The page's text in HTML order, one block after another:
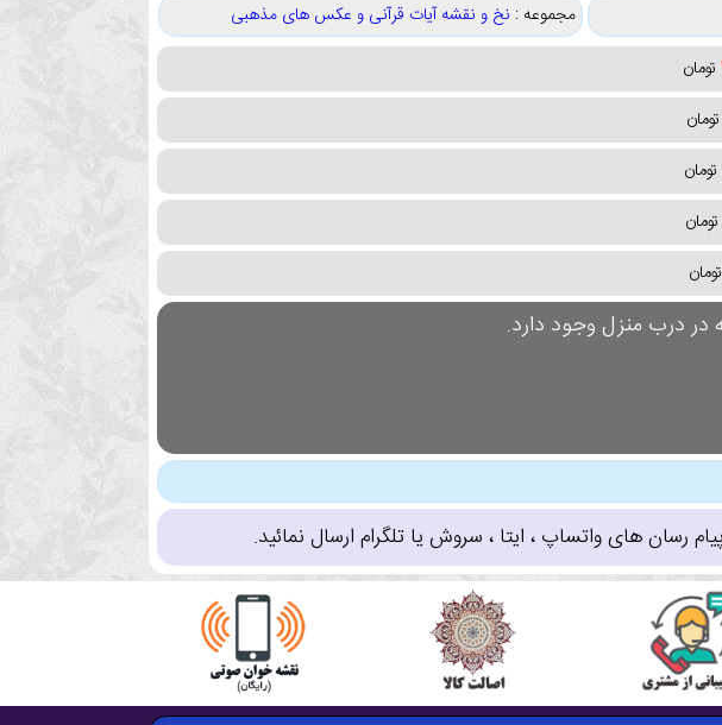
مجموعه : نخ و نقشه آیات قرآنی و عکس های مذهبی
تومان
تومان
تومان
تومان
تومان
در درب منزل وجود دارد.
رسان های واتساپ ، ایتا ، سروش یا تلگرام ارسال نمائید.